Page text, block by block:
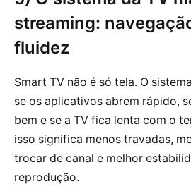
streaming:
fluidez
Smart TV não é só tela. O
se os aplicativos abrem rápido,
bem e se a TV fica lenta com o
isso significa menos travadas,
trocar de canal e melhor
reprodução.